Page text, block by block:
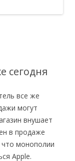
сегодня
все же
могут
внушает
в продаже
монополии
Apple.